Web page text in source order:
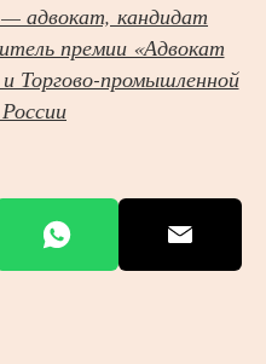
кандидат
премии «Адвокат
Торгово-промышленной